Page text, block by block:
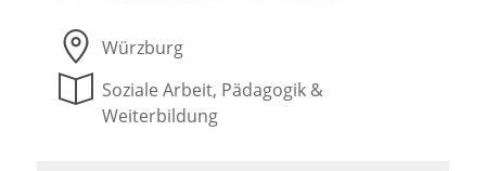
Würzburg
Soziale Arbeit, Pädagogik &
Weiterbildung